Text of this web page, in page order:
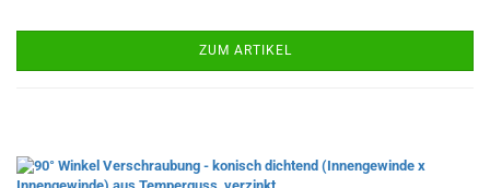
ZUM ARTIKEL